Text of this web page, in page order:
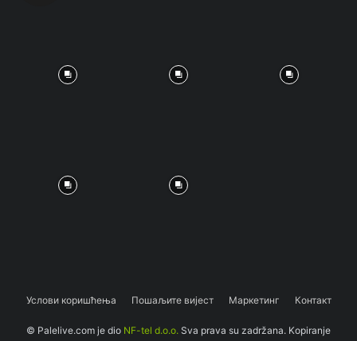
Услови коришћења Пошаљите вијест Маркетинг Контакт
© Palelive.com je dio NF-tel d.o.o. Sva prava su zadržana. Kopiranje